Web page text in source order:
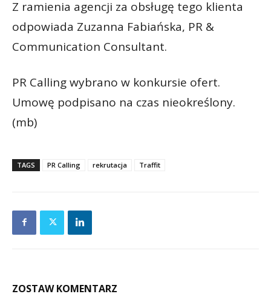
Z ramienia agencji za obsługę tego klienta
odpowiada Zuzanna Fabiańska, PR &
Communication Consultant.
PR Calling wybrano w konkursie ofert.
Umowę podpisano na czas nieokreślony.
(mb)
TAGS PR Calling rekrutacja Traffit
ZOSTAW KOMENTARZ